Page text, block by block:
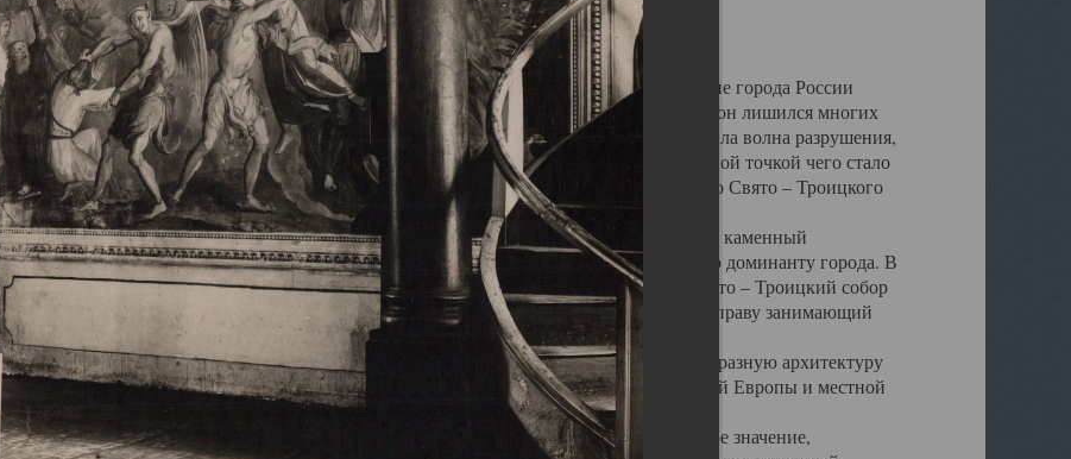
Свято-Троицкий собор Архангельска
23.12.2015
Сегодня мы можем говорить, что Архангельск в большей мере, чем другие губернские города России
пострадал от целенаправленных систематических разрушений, в результате которых он лишился многих
выдающихся памятников архитектуры. Больше всего по старому Архангельску ударила волна разрушения,
вызванная борьбой с религией, набравшая особую силу в конце 20 –х годов. Отправной точкой чего стало
разрушение православного центра архангельской губернии - ансамбля кафедрального Свято – Троицкого
собора Архангельска.
Возникнув в начале XVIII века в центре Архангельска, величественный каменный
двухэтажный Троицкий собор, сразу превратился в зрительную и градостроительную доминанту города. В
XVIII веке по масштабам ему не было равных на Севере. Вплоть до разрушения Свято – Троицкий собор
оставался самым высоким и значительным из городских строений Архангельска, по праву занимающий
второе место, после гостиных дворов, в градостроительной картине Архангельска.
Один из самых больших и светлых соборов России воплотил в себе яркую и своеобразную архитектуру
портового города с отраженными в ней архитектурными течениями России, Западной Европы и местной
архангелогородской школы церковного зодчества.
Масштабность, благолепие и богатство собора, вполне оправдывали его кафедральное значение,